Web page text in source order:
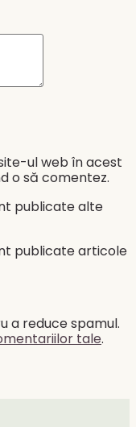
ul web în acest
o să comentez.
publicate alte
publicate articole
a reduce spamul.
tale.